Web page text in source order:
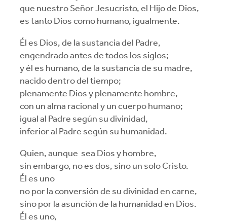
que nuestro Señor Jesucristo, el Hijo de Dios,
es tanto Dios como humano, igualmente.
Él es Dios, de la sustancia del Padre,
engendrado antes de todos los siglos;
y él es humano, de la sustancia de su madre,
nacido dentro del tiempo;
plenamente Dios y plenamente hombre,
con un alma racional y un cuerpo humano;
igual al Padre según su divinidad,
inferior al Padre según su humanidad.
Quien, aunque sea Dios y hombre,
sin embargo, no es dos, sino un solo Cristo.
Él es uno
no por la conversión de su divinidad en carne,
sino por la asunción de la humanidad en Dios.
Él es uno,